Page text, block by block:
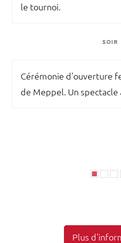
le tournoi.
SOIR
Cérémonie d'ouverture
de Meppel. Un spectacle
Plus